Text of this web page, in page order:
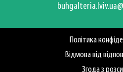
Політика
Відмова від
Згода з